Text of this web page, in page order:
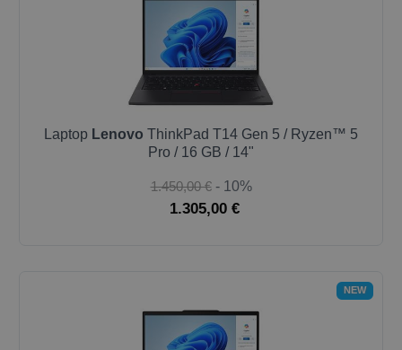
Laptop Lenovo ThinkPad T14 Gen 5 / Ryzen™ 5
Pro / 16 GB / 14"
1.450,00 € - 10%
1.305,00 €
NEW